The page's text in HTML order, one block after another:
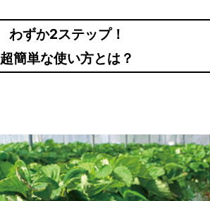
わずか2ステップ！
超簡単な使い方とは？